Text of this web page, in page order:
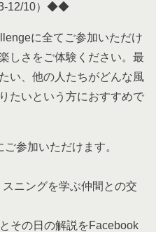
12/10）◆◆
に全てご参加いただけ
しさをご体験ください。最
い、他の人たちがどんな風
たいという方におすすめで
参加いただけます。
スニングを学ぶ仲間との交
その日の解説をFacebook